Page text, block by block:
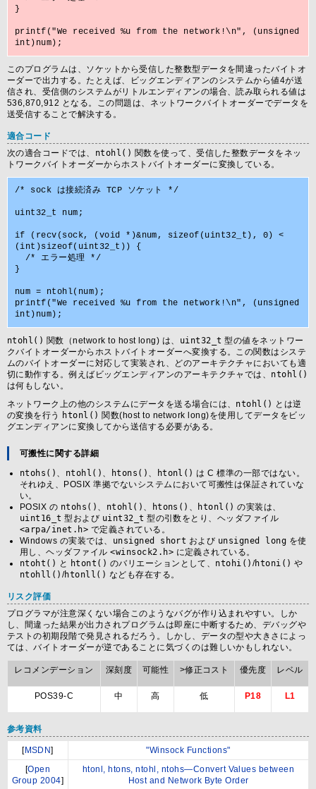
}
printf("We received %u from the network!\n", (unsigned
このプログラムは、ソケットから受信した整数型データを間違ったバイトオ
ーダーで出力する。たとえば、ビッグエンディアンのシステムから値4が送
信され、受信側のシステムがリトルエンディアンの場合、読み取られる値は
536,870,912 となる。この問題は、ネットワークバイトオーダーでデータを
送受信することで解決する。
適合コード
次の適合コードでは、 ntohl() 関数を使って、受信した整数データをネッ
トワークバイトオーダーからホストバイトオーダーに変換している。
/* sock は接続済み TCP ソケット */
uint32_t num;
if (recv(sock, (void *)&num, sizeof(uint32_t), 0) <
(int)sizeof(uint32_t)) {
}
num = ntohl(num);
printf("We received %u from the network!\n", (unsigned
ntohl() 関数（network to host long) は、 uint32_t 型の値をネットワー
クバイトオーダーからホストバイトオーダーへ変換する。この関数はシステ
ムのバイトオーダーに対応して実装され、どのアーキテクチャにおいても適
切に動作する。例えばビッグエンディアンのアーキテクチャでは、 ntohl()
は何もしない。
ネットワーク上の他のシステムにデータを送る場合には、 ntohl() とは逆
の変換を行う
htonl() 関数(host to network long)を使用してデータをビッ
グエンディアンに変換してから送信する必要がある。
可搬性に関する詳細
ntohs() 、 ntohl() 、 htons() 、 htonl() は C 標準の一部ではない。
それゆえ、POSIX 準拠でないシステムにおいて可搬性は保証されていな
い。
POSIX の ntohs() 、 ntohl() 、 htons() 、 htonl() の実装は、
uint16_t 型および uint32_t 型の引数をとり、ヘッダファイル
<arpa/inet.h> で定義されている。
Windows の実装では、 unsigned short および unsigned long を使
用し、ヘッダファイル<winsock2.h> に定義されている。
ntoht() と htont() のバリエーションとして、 ntohi() /htoni() や
ntohll() /htonll() なども存在する。
リスク評価
プログラマが注意深くない場合このようなバグが作り込まれやすい。しか
し、間違った結果が出力されプログラムは即座に中断するため、デバッグや
テストの初期段階で発見されるだろう。しかし、データの型や大きさによっ
ては、バイトオーダーが逆であることに気づくのは難しいかもしれない。
レコメンデーション 深刻度 可能性 >修正コスト 優先度 レベル
POS39-C 中 高 低 P18 L1
参考資料
[MSDN]
"Winsock Functions"
[Open
Group 2004]
htonl, htons, ntohl, ntohs—Convert Values between
Host and Network Byte Order